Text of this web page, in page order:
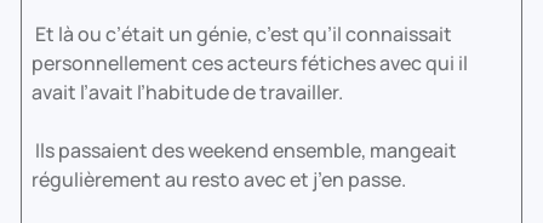
Et là ou c’était un génie, c’est qu’il connaissait
personnellement ces acteurs fétiches avec qui il
avait l’avait l’habitude de travailler.
Ils passaient des weekend ensemble, mangeait
régulièrement au resto avec et j’en passe.